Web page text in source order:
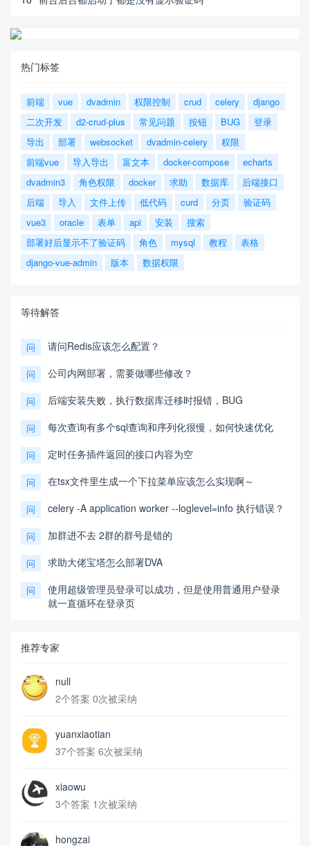
热门标签
前端 vue dvadmin 权限控制 crud celery
django
二次开发
d2-crud-plus 常见问题 按钮 BUG
登录
导出
部署 websocket dvadmin-celery
权限
前端vue
导入导出 富文本 docker-compose
echarts
dvadmin3
角色权限 docker 求助 数据库
后端接口
后端
导入 文件上传 低代码 curd 分页
验证码
vue3
oracle 表单 api 安装
搜索
部署好后显示不了验证码
角色 mysql 教程
表格
django-vue-admin
版本 数据权限
等待解答
问 请问Redis应该怎么配置？
问 公司内网部署，需要做哪些修改？
问 后端安装失败，执行数据库迁移时报错，BUG
问 每次查询有多个sql查询和序列化很慢，如何快速优化
问 定时任务插件返回的接口内容为空
问 在tsx文件里生成一个下拉菜单应该怎么实现啊～
问 celery -A application worker --loglevel=info 执行错误？
问 加群进不去 2群的群号是错的
问 求助大佬宝塔怎么部署DVA
问
使用超级管理员登录可以成功，但是使用普通用户登录
就一直循环在登录页
推荐专家
null
2个答案 0次被采纳
yuanxiaotian
37个答案 6次被采纳
xiaowu
3个答案 1次被采纳
hongzai